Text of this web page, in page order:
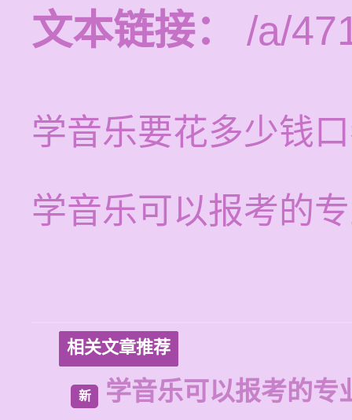
文本链接：
/a/
学音乐要花多少钱
学音乐可以报考的
相关文章推荐
新 学音乐可以报考的专